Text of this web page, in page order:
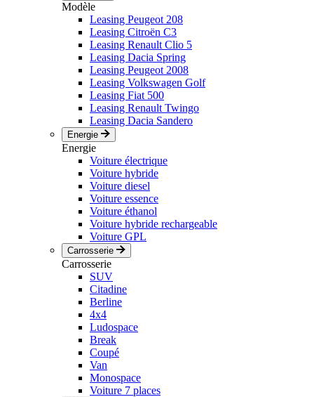
Modèle
Leasing Peugeot 208
Leasing Citroën C3
Leasing Renault Clio 5
Leasing Dacia Spring
Leasing Peugeot 2008
Leasing Volkswagen Golf
Leasing Fiat 500
Leasing Renault Twingo
Leasing Dacia Sandero
Energie
Energie
Voiture électrique
Voiture hybride
Voiture diesel
Voiture essence
Voiture éthanol
Voiture hybride rechargeable
Voiture GPL
Carrosserie
Carrosserie
SUV
Citadine
Berline
4x4
Ludospace
Break
Coupé
Van
Monospace
Voiture 7 places